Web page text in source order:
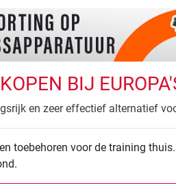
BIJ
en zeer effectief alternatief
toebehoren voor de training